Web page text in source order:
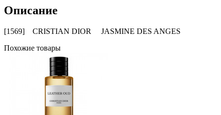
Описание
[1569] CRISTIAN DIOR JASMINE DES ANGES
Похожие товары